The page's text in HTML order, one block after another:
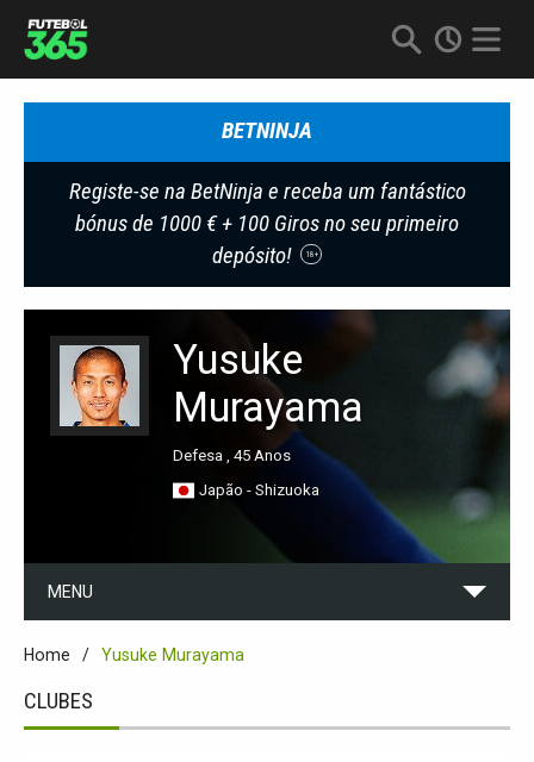
BETNINJA
Registe-se na BetNinja e receba um fantástico
bónus de 1000 € + 100 Giros no seu primeiro
depósito!
18+
Yusuke
Murayama
Defesa , 45 Anos
Japão - Shizuoka
MENU
Home Yusuke Murayama
CLUBES